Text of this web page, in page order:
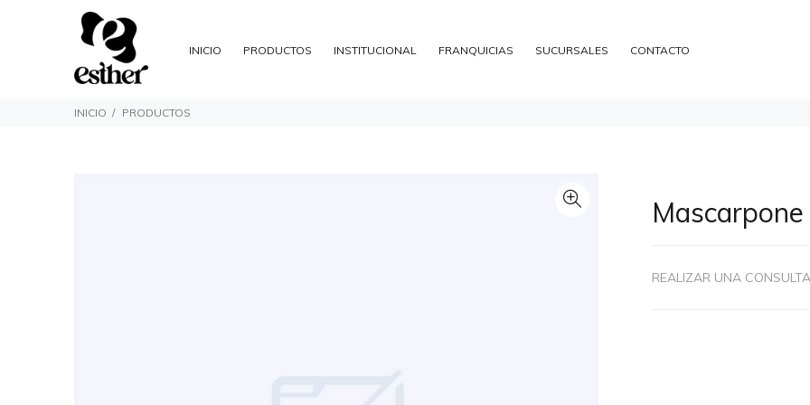
INICIO PRODUCTOS INSTITUCIONAL FRANQUICIAS SUCURSALES CONTACTO
INICIO PRODUCTOS
Mascarpone
REALIZAR UNA CONSULTA